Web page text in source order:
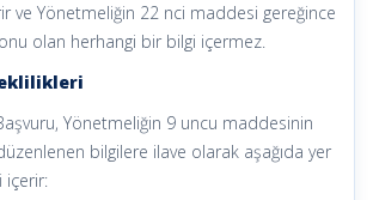
ve Yönetmeliğin 22 nci maddesi gereğince
olan herhangi bir bilgi içermez.
Yönetmeliğin 9 uncu maddesinin
bilgilere ilave olarak aşağıda yer
içerir: